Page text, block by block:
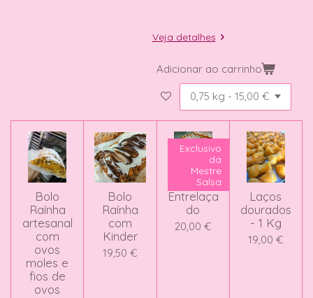
Veja detalhes
Adicionar ao carrinho
Bolo
Raínha
artesanal
com
ovos
moles e
fios de
ovos
Bolo
Raínha
com
Kinder
19,50 €
Exclusivo
da
Mestre
Salsa
Entrelaça
do
20,00 €
Laços
dourados
- 1 Kg
19,00 €